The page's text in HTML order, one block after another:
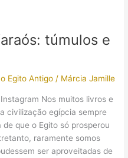
túmulos e
Egito Antigo / Márcia Jamille
Nos muitos livros e
civilização egípcia sempre
que o Egito só prosperou
raramente somos
ser aproveitadas de